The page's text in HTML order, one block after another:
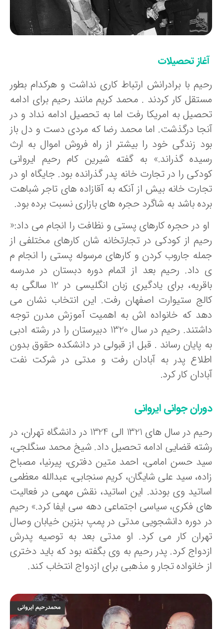
تحصیلات
با برادرانش ارتباط کاری نداشت و هرکدام بطور
کار کردند . محمد کریم مانند رحیم برای ادامه
به امریکا رفت اما به تحصیل ادامه نداد و در
درگذشت. اما محمد رضا که مردی دست و دل باز
زندگی خود را بیشتر از راه فروش اموال به ارث
گذراند.» به گفته شیرین کام رحیم ایروانی
را در تجارت خانه پدر گذرانده بود. جایگاه او در
خانه بیش از آنکه به آقازاده های تاجر شباهت
باشد به شاگرد حجره های بازاری نسبت برده بود.
در حجره کارهای پستی و نظافت را انجام می داد:«
از کودکی در تجارتخانه شان کارهای مختلفی از
جاروب کردن و کارهای مرسوله پستی را انجام م
داد. رحیم بعد از اتمام دوره دبستان در مدرسه
باقریه، برای یادگیری زبان انگلیسی در 12 سالگی به
ستیوارت اصفهان رفت. این انتخاب نشان می
که خانواده اش به اهمیت آموزش مدرن توجه
داشتند. رحیم در سال 1320 دبیرستان را در رشته ادبی
پایان رساند . قبل از قبولی در دانشکده حقوق بدون
پدر به آبادان رفت و مدتی در شرکت نفت
کار کرد.
جوانی ایروانی
رحیم در سال های 1321 الی 1324 در دانشگاه تهران، در
قضایی ادامه تحصیل داد. شیخ محمد سنگلجی،
حسن امامی، احمد متین دفتری، پیرنیا، مصباح
سید علی شایگان، کریم سنجابی، عبدالله معظمی
وی بودند. این اساتید، نقش مهمی در فعالیت
فکری، سیاسی اجتماعی دهه سی ایفا کرد.» رحیم
دوره دانشجویی مدتی در پمپ بنزین خیابان وصال
کار می کرد. او مدتی بعد به توصیه پدرش
کرد. پدر رحیم به وی بگفته بود که باید دختری
خانواده تجار و مذهبی برای ازدواج انتخاب کند.